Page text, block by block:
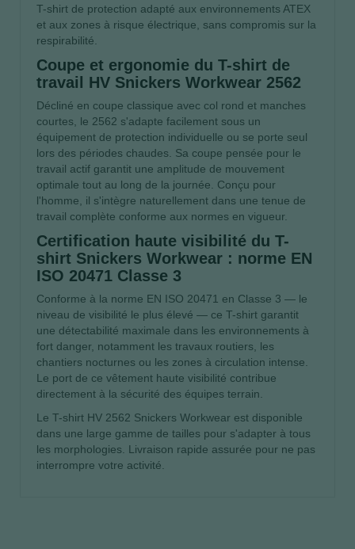
T-shirt de protection adapté aux environnements ATEX
et aux zones à risque électrique, sans compromis sur la
respirabilité.
Coupe et ergonomie du T-shirt de
travail HV Snickers Workwear 2562
Décliné en coupe classique avec col rond et manches
courtes, le 2562 s'adapte facilement sous un
équipement de protection individuelle ou se porte seul
lors des périodes chaudes. Sa coupe pensée pour le
travail actif garantit une amplitude de mouvement
optimale tout au long de la journée. Conçu pour
l'homme, il s'intègre naturellement dans une tenue de
travail complète conforme aux normes en vigueur.
Certification haute visibilité du T-
shirt Snickers Workwear : norme EN
ISO 20471 Classe 3
Conforme à la norme EN ISO 20471 en Classe 3 — le
niveau de visibilité le plus élevé — ce T-shirt garantit
une détectabilité maximale dans les environnements à
fort danger, notamment les travaux routiers, les
chantiers nocturnes ou les zones à circulation intense.
Le port de ce vêtement haute visibilité contribue
directement à la sécurité des équipes terrain.
Le T-shirt HV 2562 Snickers Workwear est disponible
dans une large gamme de tailles pour s'adapter à tous
les morphologies. Livraison rapide assurée pour ne pas
interrompre votre activité.